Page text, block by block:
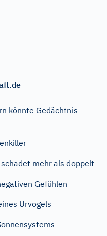
könnte Gedächtnis
mehr als doppelt
Gefühlen
Urvogels